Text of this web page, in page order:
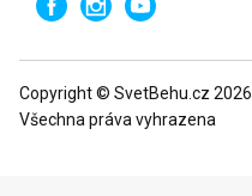
Copyright © SvetBehu.cz 2026
Všechna práva vyhrazena